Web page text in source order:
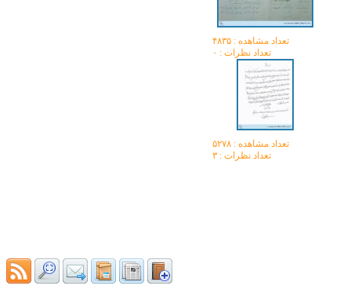
تعداد مشاهده :‌ ۴۸۳۵
تعداد نظرات : ۰
تعداد مشاهده :‌ ۵۲۷۸
تعداد نظرات : ۳